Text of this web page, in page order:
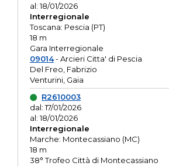
al: 18/01/2026
Interregionale
Toscana: Pescia (PT)
18 m
Gara Interregionale
09014- Arcieri Citta' di Pescia
Del Freo, Fabrizio
Venturini, Gaia
R2610003
dal: 17/01/2026
al: 18/01/2026
Interregionale
Marche: Montecassiano (MC)
18 m
38° Trofeo Città di Montecassiano